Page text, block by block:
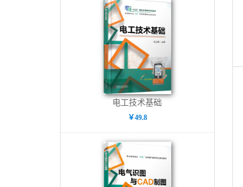
电工技术基础
￥49.8